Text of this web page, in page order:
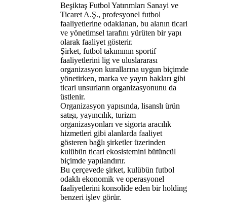
Beşiktaş Futbol Yatırımları Sanayi ve
Ticaret A.Ş., profesyonel futbol
faaliyetlerine odaklanan, bu alanın ticari
ve yönetimsel tarafını yürüten bir yapı
olarak faaliyet gösterir.
Şirket, futbol takımının sportif
faaliyetlerini lig ve uluslararası
organizasyon kurallarına uygun biçimde
yönetirken, marka ve yayın hakları gibi
ticari unsurların organizasyonunu da
üstlenir.
Organizasyon yapısında, lisanslı ürün
satışı, yayıncılık, turizm
organizasyonları ve sigorta aracılık
hizmetleri gibi alanlarda faaliyet
gösteren bağlı şirketler üzerinden
kulübün ticari ekosistemini bütüncül
biçimde yapılandırır.
Bu çerçevede şirket, kulübün futbol
odaklı ekonomik ve operasyonel
faaliyetlerini konsolide eden bir holding
benzeri işlev görür.